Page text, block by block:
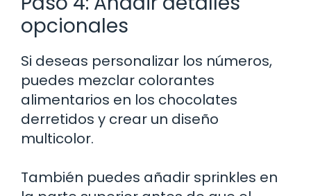
opcionales
Si deseas personalizar los números,
puedes mezclar colorantes
alimentarios en los chocolates
derretidos y crear un diseño
multicolor.
También puedes añadir sprinkles en